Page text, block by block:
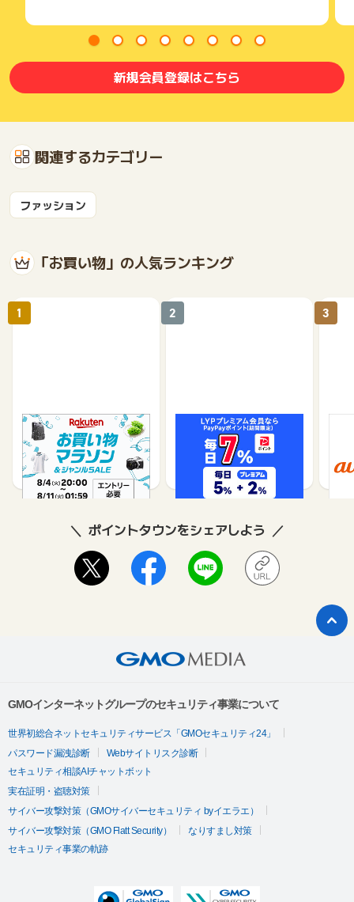
新規会員登録はこちら
関連するカテゴリー
ファッション
「お買い物」の人気ランキング
楽天市場
1%
1
Yahoo!ショッピング
1%
2 3
ポイントタウンをシェアしよう
GMOインターネットグループのセキュリティ事業について
世界初総合ネットセキュリティサービス「GMOセキュリティ24」
パスワード漏洩診断
Webサイトリスク診断
セキュリティ相談AIチャットボット
実在証明・盗聴対策
サイバー攻撃対策（GMOサイバーセキュリティ byイエラエ）
サイバー攻撃対策（GMO Flatt Security）
なりすまし対策
セキュリティ事業の軌跡